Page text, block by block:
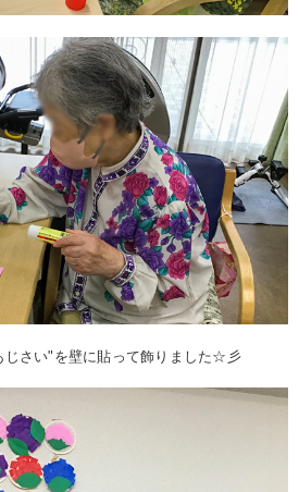
じさい"を壁に貼って飾りました☆彡